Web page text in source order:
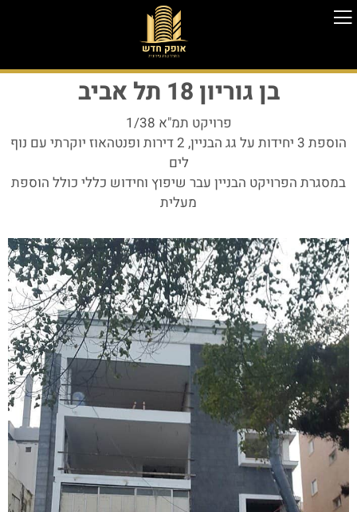
בן גוריון 18 תל אביב
פרויקט תמ"א 1/38
הוספת 3 יחידות על גג הבניין, 2 דירות ופנטהאוז יוקרתי עם נוף
לים
במסגרת הפרויקט הבניין עבר שיפוץ וחידוש כללי כולל הוספת
מעלית